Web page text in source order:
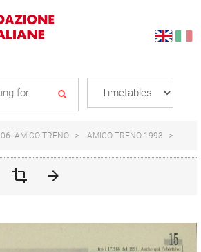
06. AMICO TRENO AMICO TRENO 1993